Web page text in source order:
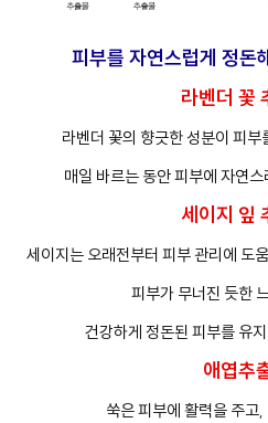
피부를 자연스럽게 정돈
라벤더 꽃
라벤더 꽃의 향긋한 성분이 피
매일 바르는 동안 피부에 자연
세이지 잎
세이지는 오래전부터 피부 관리에 도
피부가 무너진 듯한
건강하게 정돈된 피부를 유
애엽추
쑥은 피부에 활력을 주고